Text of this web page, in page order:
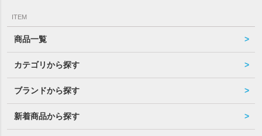
ITEM
商品一覧
カテゴリから探す
ブランドから探す
新着商品から探す